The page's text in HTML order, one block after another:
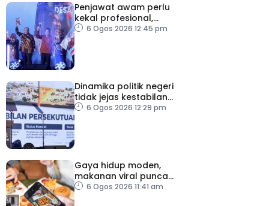
Penjawat awam perlu
kekal profesional,
berkecuali ketika laksana
6 Ogos 2026 12:45 pm
Dinamika politik negeri
tidak jejas kestabilan
Kerajaan Perpaduan
6 Ogos 2026 12:29 pm
Gaya hidup moden,
makanan viral punca
kolesterol tinggi, penyakit
6 Ogos 2026 11:41 am